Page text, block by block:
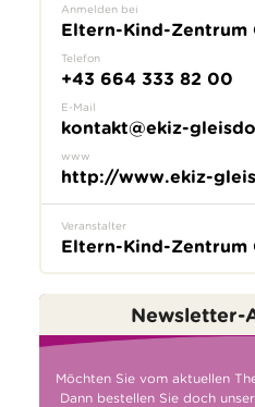
Anmelden bei
Eltern-Kind-Zentrum
Telefon
+43 664 333 82 00
E-Mail
kontakt@ekiz-
www
http://www.ekiz-
Veranstalter
Eltern-Kind-Zentrum
Newsletter-
Möchten Sie vom aktuellen
Dann bestellen Sie doch